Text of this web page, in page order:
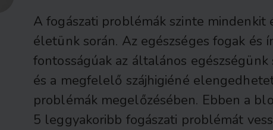
A fogászati problémák szinte mindenkit
életünk során. Az egészséges fogak és
fontosságúak az általános
és a megfelelő szájhigiéné
problémák megelőzésében. Ebben a
5 leggyakoribb fogászati problémát